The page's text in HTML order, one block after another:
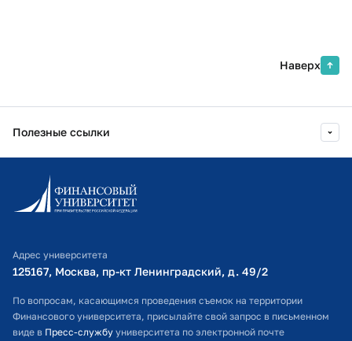
Наверх
Полезные ссылки
Информационно-образовательный портал
Личный кабинет поступающего
Оплата обучения
Расписание занятий
Студенческий офис
Адрес университета
125167, Москва, пр-кт Ленинградский, д. 49/2​
По вопросам, касающимся проведения съемок на территории
Финансового университета, присылайте свой запрос в письменном
виде в Пресс-службу университета по электронной почте